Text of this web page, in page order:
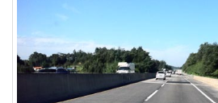
2006
년
292